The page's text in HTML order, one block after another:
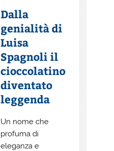
Dalla
genialità di
Luisa
Spagnoli il
cioccolatino
diventato
leggenda
Un nome che
profuma di
eleganza e